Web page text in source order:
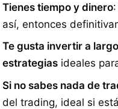
Tienes tiempo y dinero:
así, entonces
Te gusta invertir a
estrategiasideales
Si no sabes nada de
del trading, ideal si